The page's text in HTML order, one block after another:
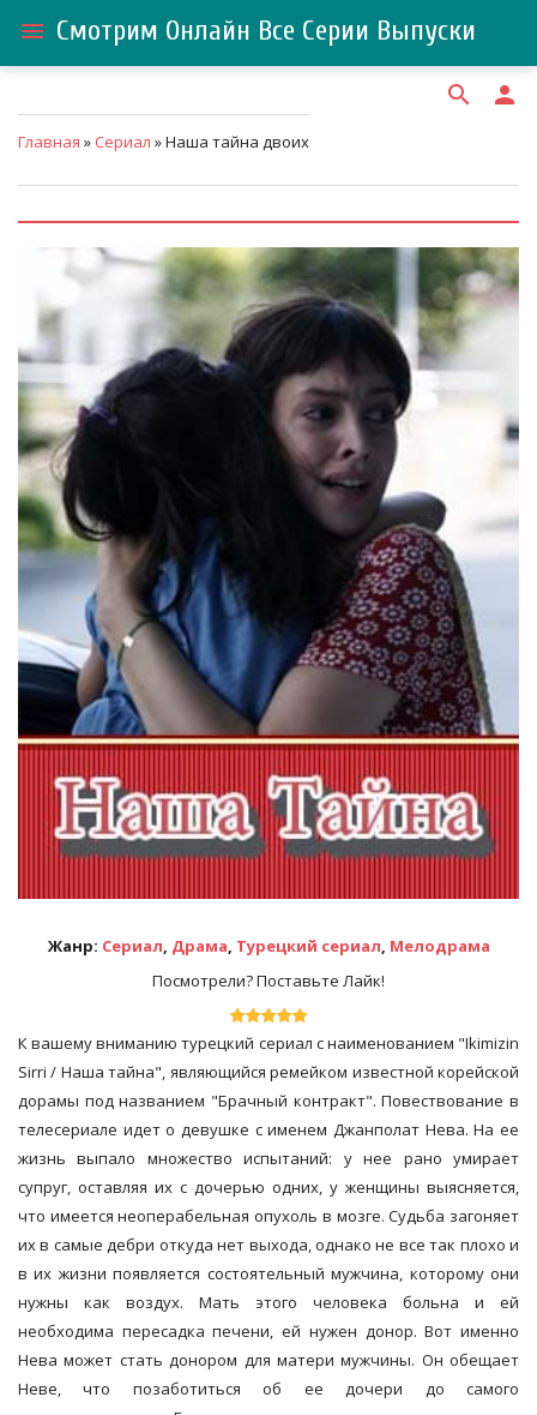
menu Смотрим Онлайн Все Серии Выпуски
search person
Главная » Сериал » Наша тайна двоих
Жанр: Сериал, Драма, Турецкий сериал, Мелодрама
Посмотрели? Поставьте Лайк!
К вашему вниманию турецкий сериал с наименованием "Ikimizin
Sirri / Наша тайна", являющийся ремейком известной корейской
дорамы под названием "Брачный контракт". Повествование в
телесериале идет о девушке с именем Джанполат Нева. На ее
жизнь выпало множество испытаний: у нее рано умирает
супруг, оставляя их с дочерью одних, у женщины выясняется,
что имеется неоперабельная опухоль в мозге. Судьба загоняет
их в самые дебри откуда нет выхода, однако не все так плохо и
в их жизни появляется состоятельный мужчина, которому они
нужны как воздух. Мать этого человека больна и ей
необходима пересадка печени, ей нужен донор. Вот именно
Нева может стать донором для матери мужчины. Он обещает
Неве, что позаботиться об ее дочери до самого